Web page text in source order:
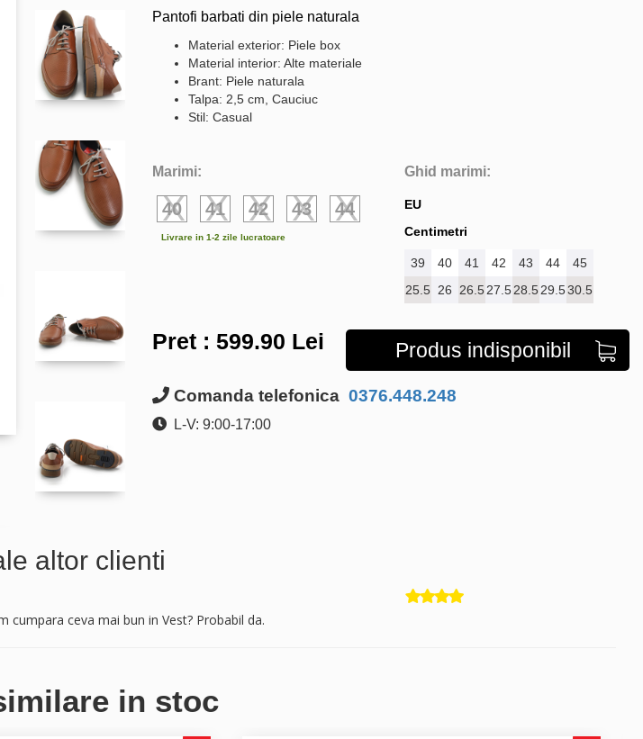
Pantofi barbati din piele naturala
Material exterior: Piele box
Material interior: Alte materiale
Brant: Piele naturala
Talpa: 2,5 cm, Cauciuc
Stil: Casual
Marimi:
40 41 42 43 44
Livrare in 1-2 zile lucratoare
Ghid marimi:
EU
Centimetri
39 40 41 42 43 44
45
25.5 26 26.527.528.529.530.5
Pret : 599.90 Lei Produs indisponibil
Comanda telefonica 0376.448.248
L-V: 9:00-17:00
altor clienti
cumpara ceva mai bun in Vest? Probabil da.
in stoc